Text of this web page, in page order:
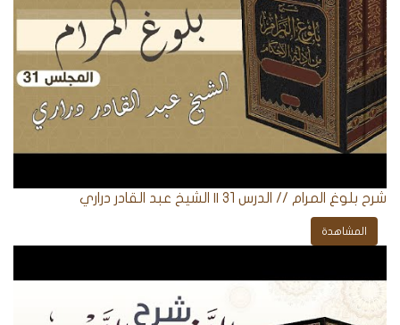
شرح بلوغ المرام // الدرس 31 || الشيخ عبد القادر دراري
المشاهدة